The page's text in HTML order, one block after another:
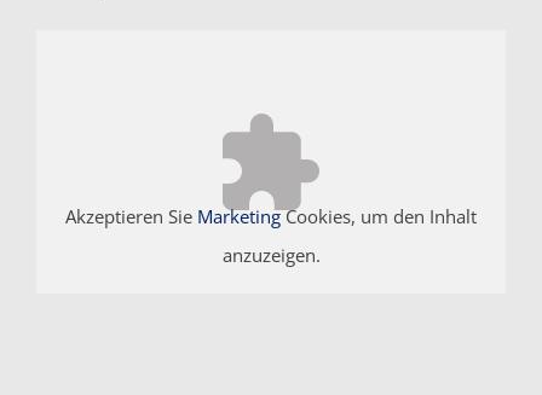
Akzeptieren Sie MarketingCookies, um den Inhalt
anzuzeigen.